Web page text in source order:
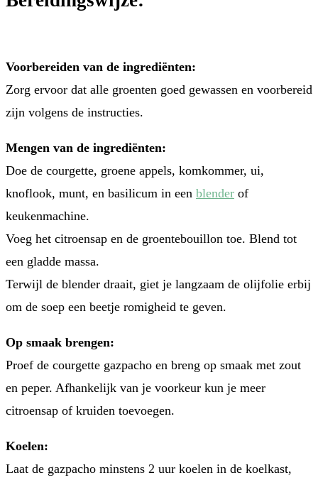
Voorbereiden van de ingrediënten:
Zorg ervoor dat alle groenten goed gewassen en voorbereid
zijn volgens de instructies.
Mengen van de ingrediënten:
Doe de courgette, groene appels, komkommer, ui,
knoflook, munt, en basilicum in een blender of
keukenmachine.
Voeg het citroensap en de groentebouillon toe. Blend tot
een gladde massa.
Terwijl de blender draait, giet je langzaam de olijfolie erbij
om de soep een beetje romigheid te geven.
Op smaak brengen:
Proef de courgette gazpacho en breng op smaak met zout
en peper. Afhankelijk van je voorkeur kun je meer
citroensap of kruiden toevoegen.
Koelen:
Laat de gazpacho minstens 2 uur koelen in de koelkast,